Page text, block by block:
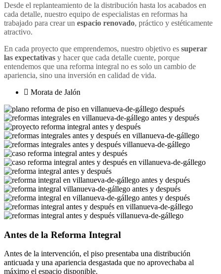
Desde el replanteamiento de la distribución hasta los acabados en
cada detalle, nuestro equipo de especialistas en reformas ha
trabajado para crear un espacio renovado, práctico y estéticamente
atractivo.
En cada proyecto que emprendemos, nuestro objetivo es superar
las expectativas y hacer que cada detalle cuente, porque
entendemos que una reforma integral no es solo un cambio de
apariencia, sino una inversión en calidad de vida.
Morata de Jalón
Antes de la Reforma Integral
Antes de la intervención, el piso presentaba una distribución
anticuada y una apariencia desgastada que no aprovechaba al
máximo el espacio disponible.